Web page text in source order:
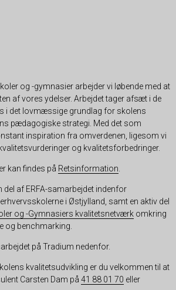
og -gymnasier arbejder vi løbende med at
af vores ydelser. Arbejdet tager afsæt i de
i det lovmæssige grundlag for skolens
pædagogiske strategi. Med det som
inspiration fra omverdenen, ligesom vi
og kvalitetsforbedringer.
kan findes på Retsinformation
del af ERFA-samarbejdet indenfor
i Østjylland, samt en aktiv del
og -Gymnasiers kvalitetsnetværkomkring
og benchmarking.
på Tradium nedenfor.
kvalitetsudvikling er du velkommen til at
Carsten Dam på 41 88 01 70 eller